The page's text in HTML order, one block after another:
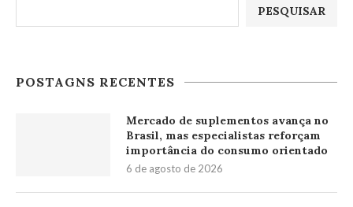
PESQUISAR
POSTAGNS RECENTES
Mercado de suplementos avança no
Brasil, mas especialistas reforçam
importância do consumo orientado
6 de agosto de 2026